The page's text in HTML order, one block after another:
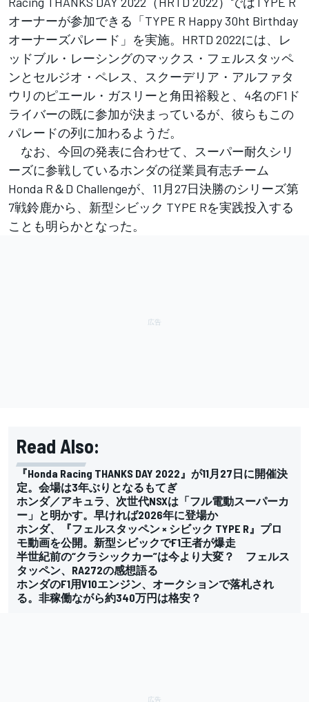
オーナーが参加できる「TYPE R Happy 30ht Birthday
オーナーズパレード」を実施。HRTD 2022には、レ
ッドブル・レーシングのマックス・フェルスタッペ
ンとセルジオ・ペレス、スクーデリア・アルファタ
ウリのピエール・ガスリーと角田裕毅と、4名のF1ド
ライバーの既に参加が決まっているが、彼らもこの
パレードの列に加わるようだ。
なお、今回の発表に合わせて、スーパー耐久シリ
ーズに参戦しているホンダの従業員有志チーム
Honda R＆D Challengeが、11月27日決勝のシリーズ第
7戦鈴鹿から、新型シビック TYPE Rを実践投入する
ことも明らかとなった。
Read Also:
『Honda Racing THANKS DAY 2022』が11月27日に開催決
定。会場は3年ぶりとなるもてぎ
ホンダ／アキュラ、次世代NSXは「フル電動スーパーカ
ー」と明かす。早ければ2026年に登場か
ホンダ、『フェルスタッペン × シビック TYPE R』プロ
モ動画を公開。新型シビックでF1王者が爆走
半世紀前の“クラシックカー”は今より大変？ フェルス
タッペン、RA272の感想語る
ホンダのF1用V10エンジン、オークションで落札され
る。非稼働ながら約340万円は格安？